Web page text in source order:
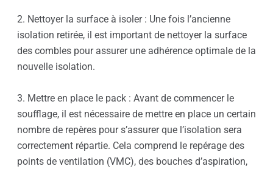
2. Nettoyer la surface à isoler : Une fois l’ancienne
isolation retirée, il est important de nettoyer la surface
des combles pour assurer une adhérence optimale de la
nouvelle isolation.
3. Mettre en place le pack : Avant de commencer le
soufflage, il est nécessaire de mettre en place un certain
nombre de repères pour s’assurer que l’isolation sera
correctement répartie. Cela comprend le repérage des
points de ventilation (VMC), des bouches d’aspiration,